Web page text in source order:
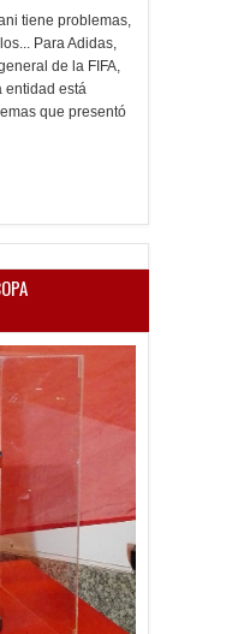
tiene problemas,
Para Adidas,
de la FIFA,
entidad está
que presentó